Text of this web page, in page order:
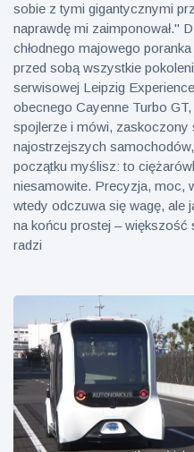
sobie z tymi gigantycznymi
naprawdę mi zaimponował."
chłodnego majowego
przed sobą wszystkie
serwisowej Leipzig
obecnego Cayenne Turbo
spojlerze i mówi, zaskoczony
najostrzejszych
początku myślisz: to
niesamowite. Precyzja, moc,
wtedy odczuwa się wagę, ale
na końcu prostej –
radzi